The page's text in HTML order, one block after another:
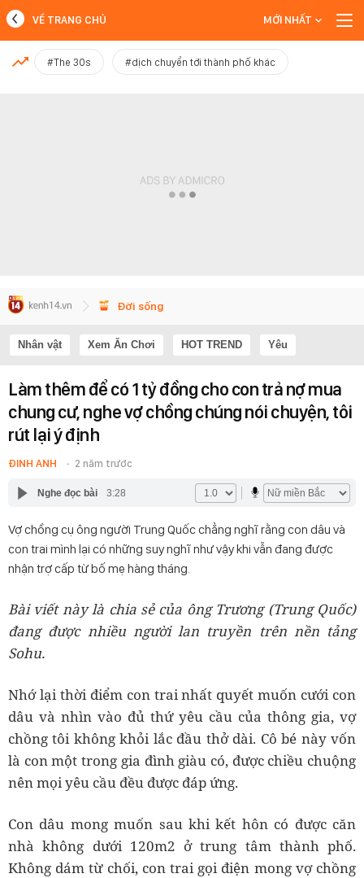
MỚI NHẤT
VỀ TRANG CHỦ MỚI NHẤT
#The 30s #dịch chuyển tới thành phố khác
Đời sống
Nhân vật Xem Ăn Chơi HOT TREND Yêu
Làm thêm để có 1 tỷ đồng cho con trả nợ mua
chung cư, nghe vợ chồng chúng nói chuyện, tôi
rút lại ý định
ĐINH ANH 2 năm trước
Nghe đọc bài 3:28
Vợ chồng cụ ông người Trung Quốc chẳng nghĩ rằng con dâu và
con trai mình lại có những suy nghĩ như vậy khi vẫn đang được
nhận trợ cấp từ bố mẹ hàng tháng.
Bài viết này là chia sẻ của ông Trương (Trung Quốc)
đang được nhiều người lan truyền trên nền tảng
Sohu.
Nhớ lại thời điểm con trai nhất quyết muốn cưới con
dâu và nhìn vào đủ thứ yêu cầu của thông gia, vợ
chồng tôi không khỏi lắc đầu thở dài. Cô bé này vốn
là con một trong gia đình giàu có, được chiều chuộng
nên mọi yêu cầu đều được đáp ứng.
Con dâu mong muốn sau khi kết hôn có được căn
nhà không dưới 120m2 ở trung tâm thành phố.
Không dám từ chối, con trai gọi điện mong vợ chồng